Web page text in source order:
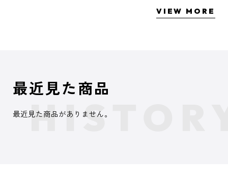
VIEW MORE
最近見た商品
最近見た商品がありません。